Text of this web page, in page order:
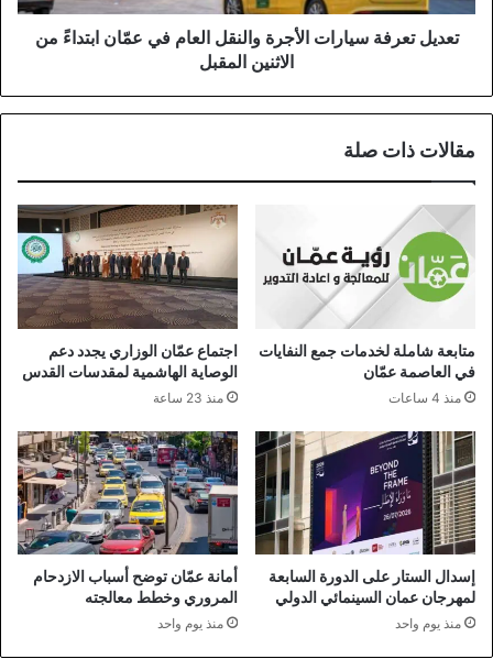
ابتداءً
منتعديل تعرفة سيارات الأجرة والنقل العام في عمّان ابتداءً من
الاثنين المقبل
مقالات ذات صلة
متابعة شاملة لخدمات جمع النفايات
في العاصمة عمّان
منذ 4 ساعات
اجتماع عمّان الوزاري يجدد دعم
الوصاية الهاشمية لمقدسات القدس
منذ 23 ساعة
إسدال الستار على الدورة السابعة
لمهرجان عمان السينمائي الدولي
منذ يوم واحد
أمانة عمّان توضح أسباب الازدحام
المروري وخطط معالجته
منذ يوم واحد